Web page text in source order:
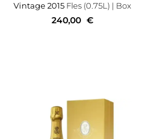
Vintage 2015Fles (0.75L) | Box
240,00 €